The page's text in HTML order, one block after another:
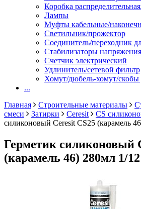
Коробка
Лампы
Муфты кабельные/
Светильник/прожектор
Соединитель/переходник
Стабилизаторы напряжения
Счетчик электрический
Удлинитель/сетевой фильтр
Хомут/дюбель-хомут/скобы
...
Главная
Строительные материалы
смеси
Затирки Ceresit CS
силиконовый Ceresit СS25 (карамель
Герметик силиконовый
(карамель 46) 280мл 1/12